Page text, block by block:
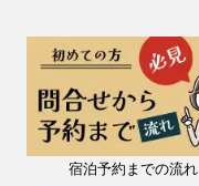
宿泊予約までの流れ